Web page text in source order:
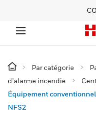
Par catégorie
d’alarme incendie
Équipement
NFS2